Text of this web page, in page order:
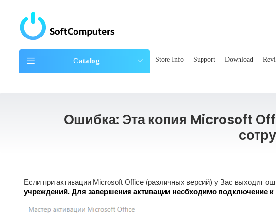
Catalog Store Info Support Download
Ошибка: Эта копия Microsoft
Если при активации Microsoft Office (различных версий) у Вас выходит
учреждений. Для завершения активации необходимо подключение